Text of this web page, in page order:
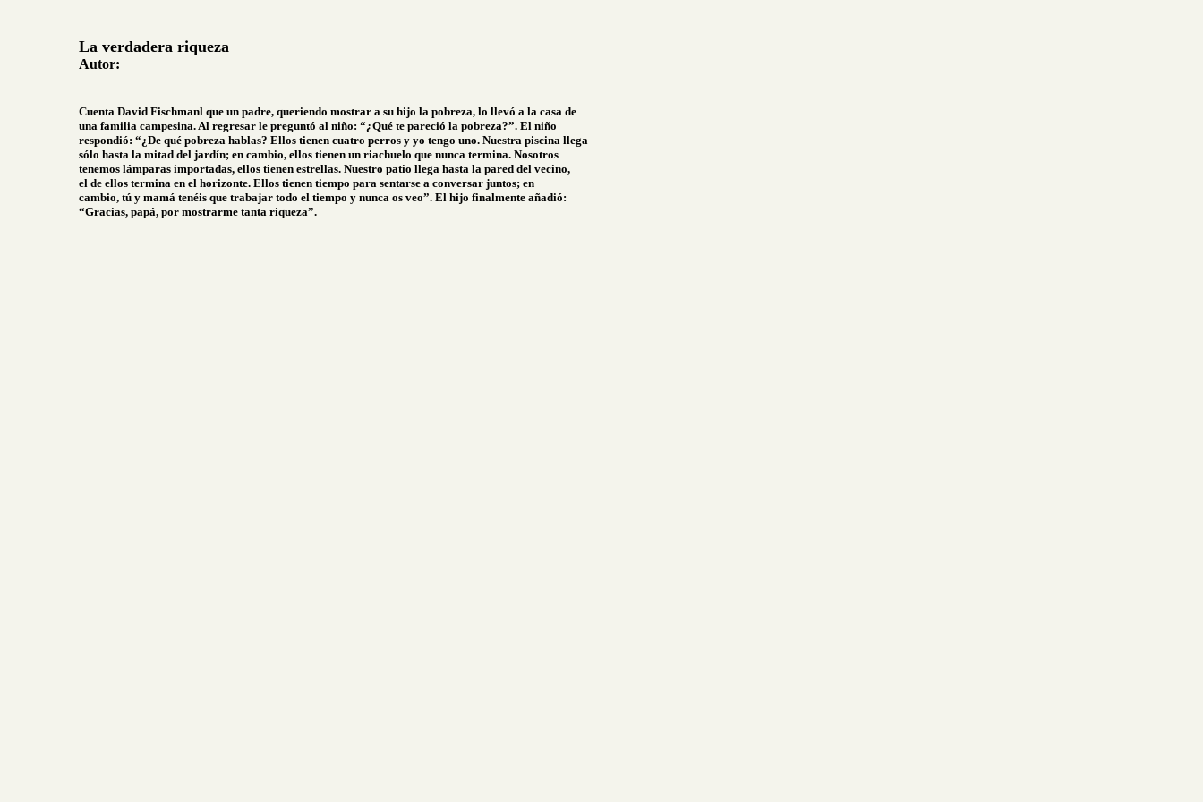
La verdadera riqueza
Autor:
Cuenta David Fischmanl que un padre, queriendo mostrar a su hijo la pobreza, lo llevó a la casa de
una familia campesina. Al regresar le preguntó al niño: “¿Qué te pareció la pobreza?”. El niño
respondió: “¿De qué pobreza hablas? Ellos tienen cuatro perros y yo tengo uno. Nuestra piscina llega
sólo hasta la mitad del jardín; en cambio, ellos tienen un riachuelo que nunca termina. Nosotros
tenemos lámparas importadas, ellos tienen estrellas. Nuestro patio llega hasta la pared del vecino,
el de ellos termina en el horizonte. Ellos tienen tiempo para sentarse a conversar juntos; en
cambio, tú y mamá tenéis que trabajar todo el tiempo y nunca os veo”. El hijo finalmente añadió:
“Gracias, papá, por mostrarme tanta riqueza”.